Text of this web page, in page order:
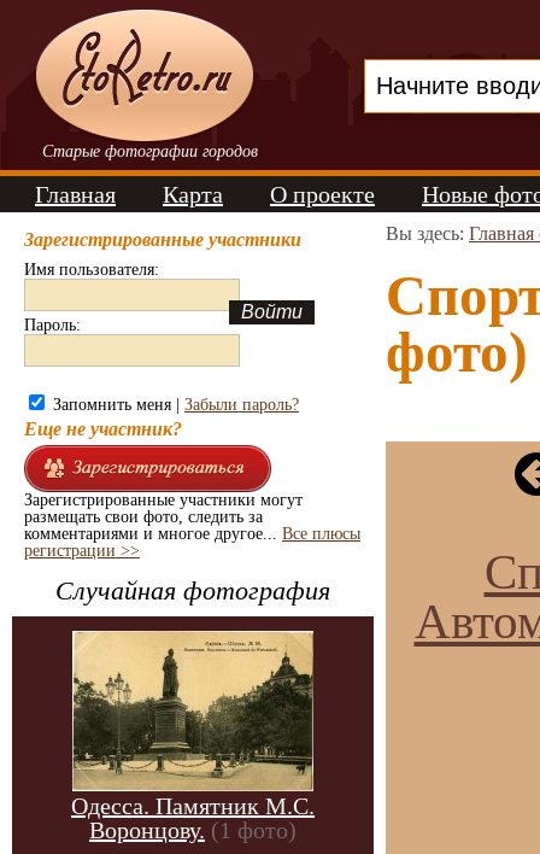
Старые фотографии городов
Главная Карта О проекте Новые
Зарегистрированные участники
Имя пользователя:
Пароль:
Запомнить меня | Забыли пароль?
Еще не участник?
Зарегистрированные участники могут
размещать свои фото, следить за
комментариями и многое другое... Все плюсы
регистрации >>
Случайная фотография
Одесса. Памятник М.С.
Воронцову. (1 фото)
Вы здесь: Главная
фото)